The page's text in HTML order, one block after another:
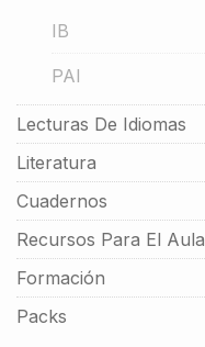
IB
PAI
Lecturas De Idiomas
Literatura
Cuadernos
Recursos Para El Aula
Formación
Packs